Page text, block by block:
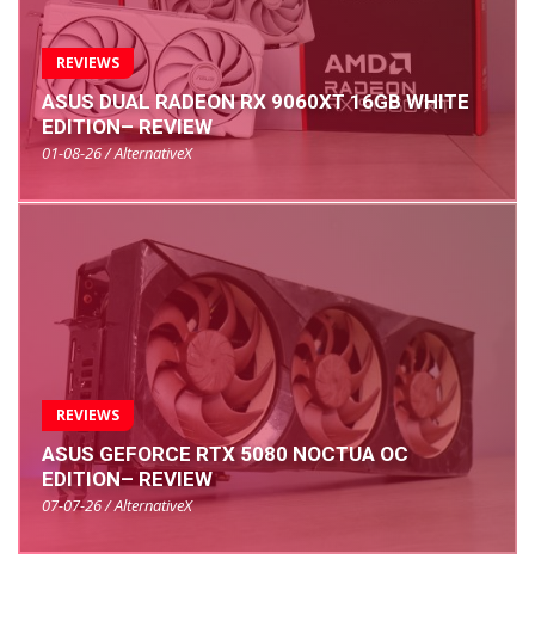
REVIEWS
ASUS DUAL RADEON RX 9060XT 16GB WHITE
EDITION– REVIEW
01-08-26 / AlternativeX
REVIEWS
ASUS GEFORCE RTX 5080 NOCTUA OC
EDITION– REVIEW
07-07-26 / AlternativeX